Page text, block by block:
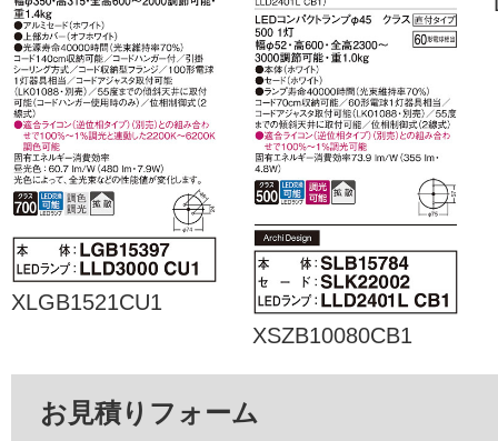
XLGB1521CU1
XSZB10080CB1
お見積りフォーム